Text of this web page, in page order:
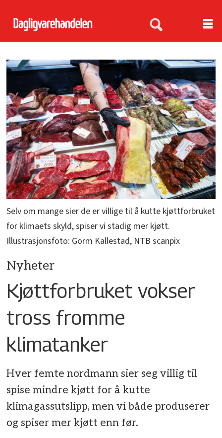
Selv om mange sier de er villige til å kutte kjøttforbruket
for klimaets skyld, spiser vi stadig mer kjøtt.
Illustrasjonsfoto: Gorm Kallestad, NTB scanpix
Nyheter
Kjøttforbruket vokser
tross fromme
klimatanker
Hver femte nordmann sier seg villig til
spise mindre kjøtt for å kutte
klimagassutslipp, men vi både produserer
og spiser mer kjøtt enn før.